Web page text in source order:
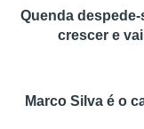
Quenda
crescer e
Marco Silva é o